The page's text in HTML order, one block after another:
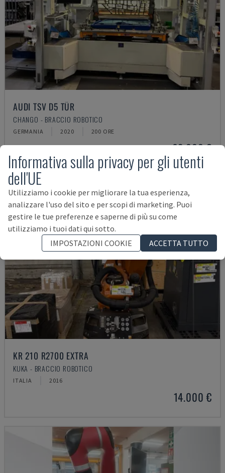
AUDI TSV D5 TÜR
CHANGO - BRACCIO ROBOTICO
GERMANIA 2020 200 ORE
62.000 €
KR 210 R2700 EXTRA
KUKA - BRACCIO ROBOTICO
ITALIA 2016
14.000 €
Informativa sulla privacy per gli utenti
dell'UE
Utilizziamo i cookie per migliorare la tua esperienza,
analizzare l'uso del sito e per scopi di marketing. Puoi
gestire le tue preferenze e saperne di più su come
utilizziamo i tuoi dati qui sotto.
IMPOSTAZIONI COOKIE
ACCETTA TUTTO